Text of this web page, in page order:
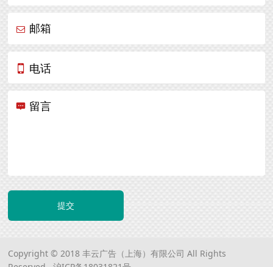
邮箱
电话
留言
提交
Copyright © 2018 丰云广告（上海）有限公司 All Rights